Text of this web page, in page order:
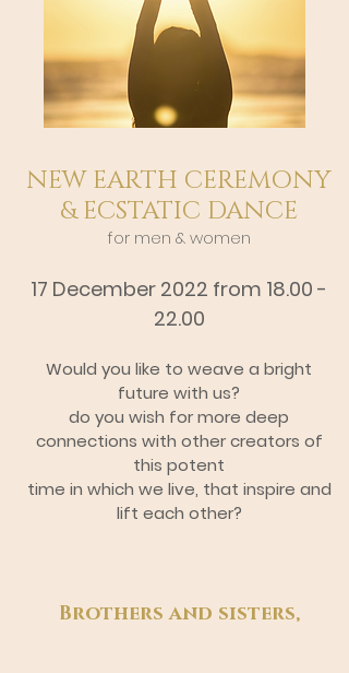
NEW EARTH CEREMONY
& ECSTATIC DANCE
for men & women
17 December 2022 from 18.00 -
22.00
Would you like to weave a bright
future with us?
do you wish for more deep
connections with other creators of
this potent
time in which we live, that inspire and
lift each other?
Brothers and sisters,